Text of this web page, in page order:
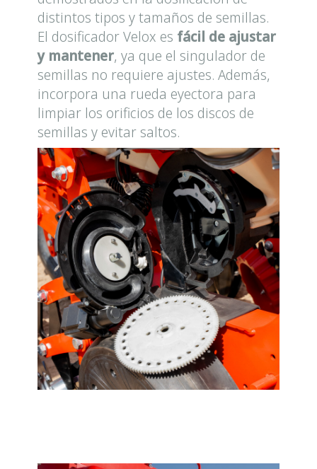
distintos tipos y tamaños de semillas.
El dosificador Velox es fácil de ajustar
y mantener, ya que el singulador de
semillas no requiere ajustes. Además,
incorpora una rueda eyectora para
limpiar los orificios de los discos de
semillas y evitar saltos.